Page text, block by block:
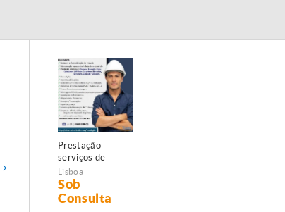
Prestação
serviços de
Manutenção,
Restauro e
Remodelação de
imóveis!
Lisboa
Sob
Consulta